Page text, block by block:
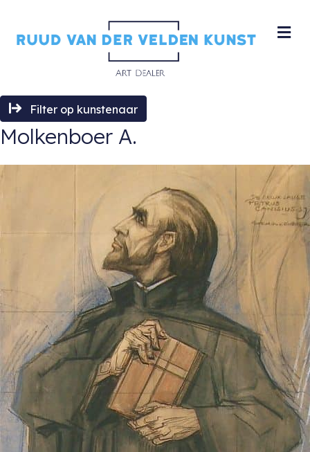
Filter op kunstenaar
Molkenboer A.